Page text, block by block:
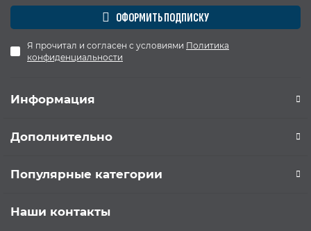
ОФОРМИТЬ ПОДПИСКУ
Я прочитал и согласен с условиями Политика
конфиденциальности
Информация
Дополнительно
Популярные категории
Наши контакты